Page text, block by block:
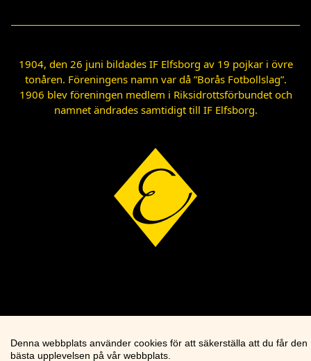
1904, den 26 juni bildades IF Elfsborg av 19 pojkar i övre
tonåren. Föreningens namn var då ”Borås Fotbollslag”.
1906 blev föreningen medlem i Riksidrottsförbundet och
namnet ändrades samtidigt till IF Elfsborg.
Denna webbplats använder cookies för att säkerställa att du får den
bästa upplevelsen på vår webbplats.